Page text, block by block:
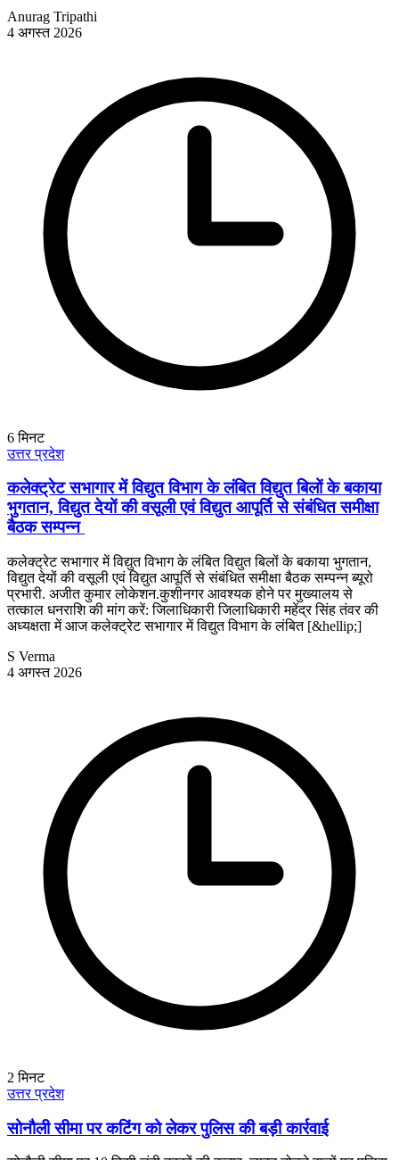
Anurag Tripathi
4 अगस्त 2026
6मिनट
उत्तर प्रदेश
कलेक्ट्रेट सभागार में विद्युत विभाग के लंबित विद्युत बिलों के बकाया
भुगतान, विद्युत देयों की वसूली एवं विद्युत आपूर्ति से संबंधित समीक्षा
बैठक सम्पन्न
कलेक्ट्रेट सभागार में विद्युत विभाग के लंबित विद्युत बिलों के बकाया भुगतान,
विद्युत देयों की वसूली एवं विद्युत आपूर्ति से संबंधित समीक्षा बैठक सम्पन्न ब्यूरो
प्रभारी. अजीत कुमार लोकेशन.कुशीनगर आवश्यक होने पर मुख्यालय से
तत्काल धनराशि की मांग करें: जिलाधिकारी जिलाधिकारी महेंद्र सिंह तंवर की
अध्यक्षता में आज कलेक्ट्रेट सभागार में विद्युत विभाग के लंबित [&hellip;]
S Verma
4 अगस्त 2026
2 मिनट
उत्तर प्रदेश
सोनौली सीमा पर कटिंग को लेकर पुलिस की बड़ी कार्रवाई